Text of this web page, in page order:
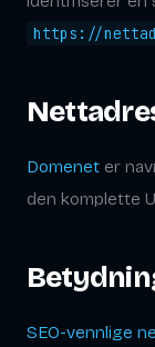
https://
Domenet er
den komplette
SEO-vennlige